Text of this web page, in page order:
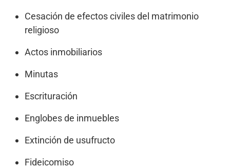
Cesación de efectos civiles del matrimonio
religioso
Actos inmobiliarios
Minutas
Escrituración
Englobes de inmuebles
Extinción de usufructo
Fideicomiso